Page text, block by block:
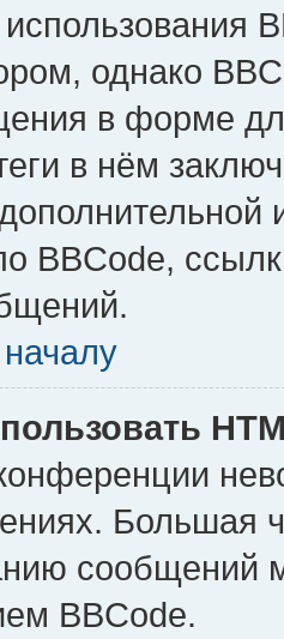
однако
в форме
в нём
BBCode,
Большая
сообщений
BBCode.